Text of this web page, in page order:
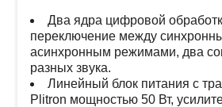
Два ядра цифровой
переключение между
асинхронным режимами, два
разных звука.
Линейный блок питания с
Plitron мощностью 50 Вт,